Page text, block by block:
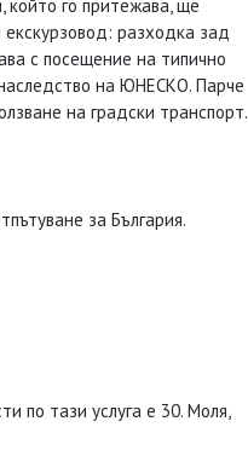
който го притежава, ще
разходка зад
с посещение на типично
на ЮНЕСКО. Парче
на градски транспорт.
за България.
по тази услуга е 30. Моля,